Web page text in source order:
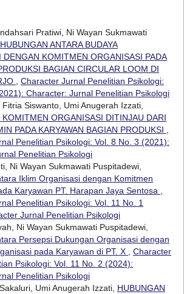
Pratiwi, Ni Wayan Sukmawati
HUBUNGAN ANTARA BUDAYA
DENGAN KOMITMEN ORGANISASI PADA
BAGIAN CIRCULAR LOOM DI
, Character Jurnal Penelitian Psikologi:
Character: Jurnal Penelitian Psikologi
Fitria Siswanto, Umi Anugerah Izzati,
KOMITMEN ORGANISASI DITINJAU DARI
PADA KARYAWAN BAGIAN PRODUKSI ,
Penelitian Psikologi: Vol. 8 No. 3 (2021):
Penelitian Psikologi
Ni Wayan Sukmawati Puspitadewi,
Iklim Organisasi dengan Komitmen
Karyawan PT. Harapan Jaya Sentosa ,
Penelitian Psikologi: Vol. 11 No. 1
Jurnal Penelitian Psikologi
Ni Wayan Sukmawati Puspitadewi,
Persepsi Dukungan Organisasi dengan
pada Karyawan di PT. X , Character
Psikologi: Vol. 11 No. 2 (2024):
Penelitian Psikologi
Umi Anugerah Izzati, HUBUNGAN